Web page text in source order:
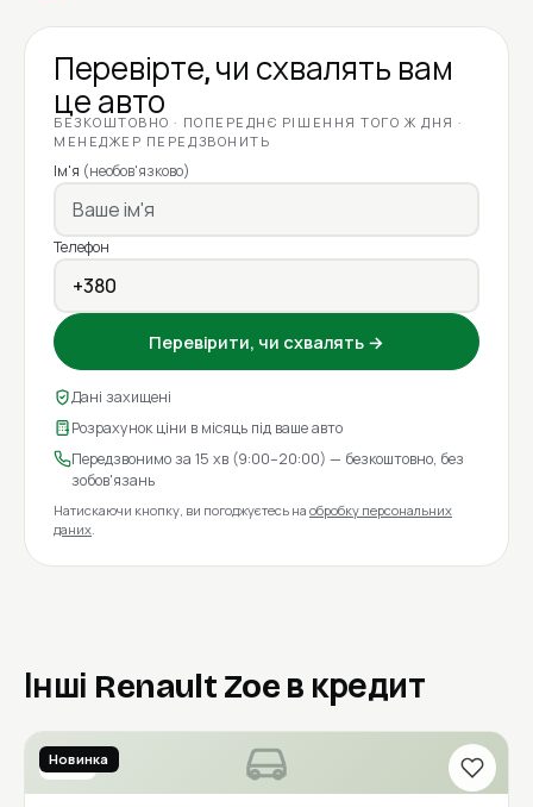
Перевірте, чи схвалять вам
це авто
БЕЗКОШТОВНО · ПОПЕРЕДНЄ РІШЕННЯ ТОГО Ж ДНЯ ·
МЕНЕДЖЕР ПЕРЕДЗВОНИТЬ
Ім'я (необов'язково)
Телефон
Перевірити, чи схвалять →
Дані захищені
Розрахунок ціни в місяць під ваше авто
Передзвонимо за 15 хв (9:00–20:00) — безкоштовно, без
зобов'язань
Натискаючи кнопку, ви погоджуєтесь на обробку персональних
даних.
Інші Renault Zoe в кредит
2021
Новинка